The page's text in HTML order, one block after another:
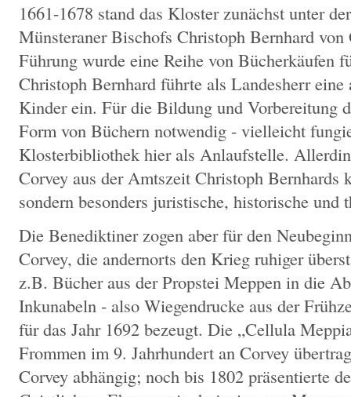
1661-1678 stand das Kloster zunächst unter
Münsteraner Bischofs Christoph Bernhard von
Führung wurde eine Reihe von Bücherkäufen
Christoph Bernhard führte als Landesherr
Kinder ein. Für die Bildung und Vorbereitung
Form von Büchern notwendig - vielleicht
Klosterbibliothek hier als Anlaufstelle.
Corvey aus der Amtszeit Christoph Bernhards
sondern besonders juristische, historische und
Die Benediktiner zogen aber für den
Corvey, die andernorts den Krieg ruhiger
z.B. Bücher aus der Propstei Meppen in die
Inkunabeln - also Wiegendrucke aus der
für das Jahr 1692 bezeugt. Die „Cellula
Frommen im 9. Jahrhundert an Corvey
Corvey abhängig; noch bis 1802 präsentierte